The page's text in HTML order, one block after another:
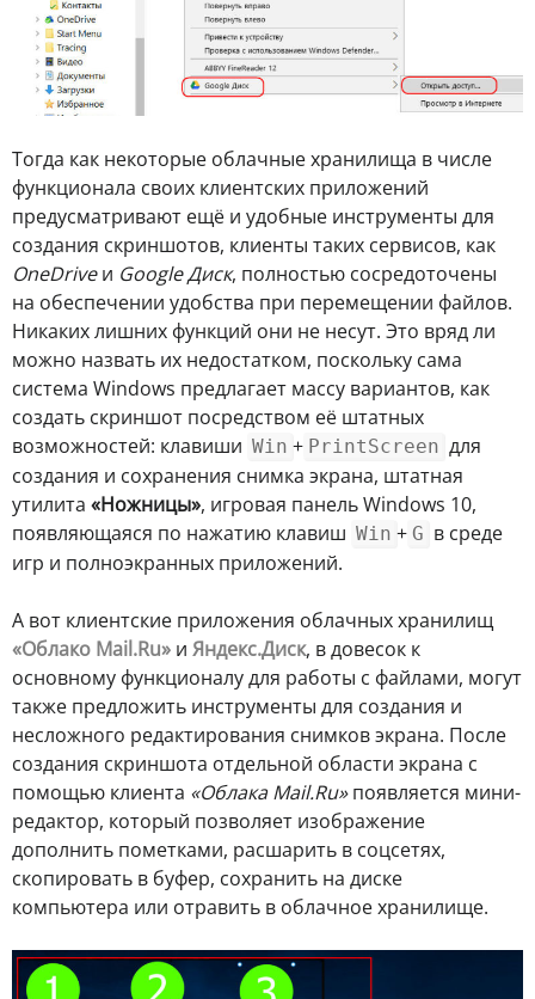
Тогда как некоторые облачные хранилища в числе
функционала своих клиентских приложений
предусматривают ещё и удобные инструменты для
создания скриншотов, клиенты таких сервисов, как
OneDriveи Google Диск, полностью сосредоточены
на обеспечении удобства при перемещении файлов.
Никаких лишних функций они не несут. Это вряд ли
можно назвать их недостатком, поскольку сама
система Windows предлагает массу вариантов, как
создать скриншот посредством её штатных
возможностей: клавиши Win + PrintScreen для
создания и сохранения снимка экрана, штатная
утилита «Ножницы», игровая панель Windows 10,
появляющаяся по нажатию клавиш Win + G в среде
игр и полноэкранных приложений.
А вот клиентские приложения облачных хранилищ
«Облако Mail.Ru» и Яндекс.Диск, в довесок к
основному функционалу для работы с файлами, могут
также предложить инструменты для создания и
несложного редактирования снимков экрана. После
создания скриншота отдельной области экрана с
помощью клиента «Облака Mail.Ru»появляется мини-
редактор, который позволяет изображение
дополнить пометками, расшарить в соцсетях,
скопировать в буфер, сохранить на диске
компьютера или отравить в облачное хранилище.